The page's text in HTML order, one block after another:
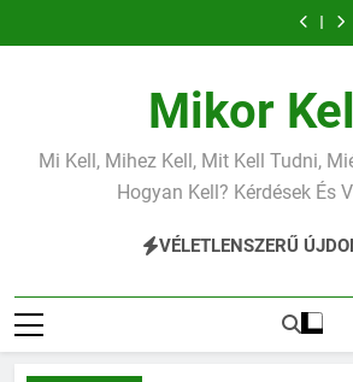
a
magas
alacsony vas?
Miért fáj a váll?
Mit jelent az
Mit jelent a
alacsony
vérnyomás?Mikor
Mi Kell, Mihez Kell, Mit Kell Tudni,
Hogyan Kell? Kérdések És
VÉLETLENSZERŰ